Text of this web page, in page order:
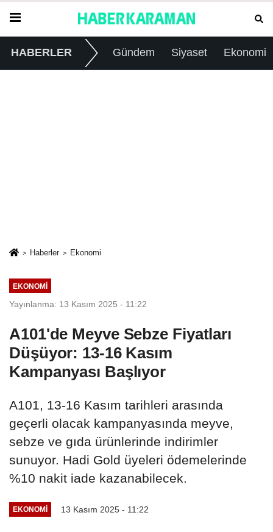
HABERLER Gündem Siyaset Ekonomi
Haberler Ekonomi
EKONOMI
Yayınlanma: 13 Kasım 2025 - 11:22
A101'de Meyve Sebze Fiyatları
Düşüyor: 13-16 Kasım
Kampanyası Başlıyor
A101, 13-16 Kasım tarihleri arasında
geçerli olacak kampanyasında meyve,
sebze ve gıda ürünlerinde indirimler
sunuyor. Hadi Gold üyeleri ödemelerinde
%10 nakit iade kazanabilecek.
EKONOMI 13 Kasım 2025 - 11:22